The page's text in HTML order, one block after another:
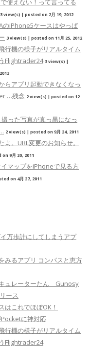
使えない！って言ってる
3 view(s) | posted on 2月 19, 2012
のiPhone5ケースはやっぱ
3 view(s) | posted on 11月 25, 2012
行機の様子がリアルタイム
Flightrader24 3 view(s) |
らアプリ起動できなくなっ
…残念 2 view(s) | posted on 12
った写真が真っ黒になっ
2 view(s) | posted on 9月 24, 2011
よ。URL変更のお知らせ。
9月 20, 2011
マップをiPhoneで見る方
on 4月 27, 2011
万歩計にしてしまうアプ
みるアプリ コンパスと恵方
ュレーターたん Gunosy
ース
はこれでほぼOK！
に神対応
行機の様子がリアルタイム
Flightrader24